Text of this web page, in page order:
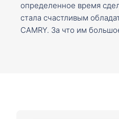
определенное время
стала счастливым
CAMRY. За что им